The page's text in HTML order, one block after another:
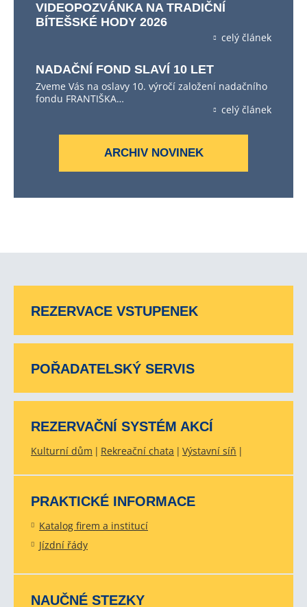
VIDEOPOZVÁNKA NA TRADIČNÍ
BÍTEŠSKÉ HODY 2026
celý článek
NADAČNÍ FOND SLAVÍ 10 LET
Zveme Vás na oslavy 10. výročí založení nadačního
fondu FRANTIŠKA…
celý článek
ARCHIV NOVINEK
REZERVACE VSTUPENEK
POŘADATELSKÝ SERVIS
REZERVAČNÍ SYSTÉM AKCÍ
Kulturní dům Rekreační chata Výstavní síň
PRAKTICKÉ INFORMACE
Katalog firem a institucí
Jízdní řády
NAUČNÉ STEZKY